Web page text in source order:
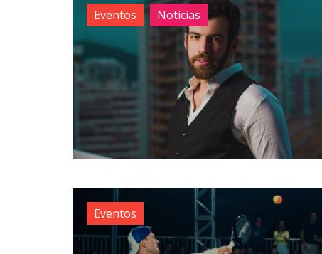
Eventos Notícias
Eventos